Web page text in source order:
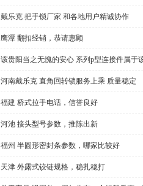
戴乐克 把手锁厂家 和各地用户精诚协作
鹰潭 翻扣经销，恭请惠顾
该贵阳当之无愧的安心 系列p型连接件属于
河南戴乐克 直角回转锁服务上乘 质量稳定
福建 桥式拉手电话，信誉良好
河池 接头型号参数，推陈出新
福州 半圆形密封条参数，哪家比较好
天津 外露式铰链规格，稳扎稳打